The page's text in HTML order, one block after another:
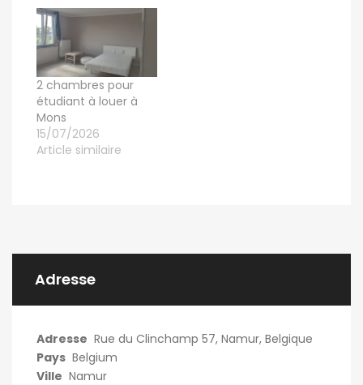
2 chambres pour
étudiant à louer à
Mons
15/07/2026
Article similaire
Adresse
Adresse Rue du Clinchamp 57, Namur, Belgique
Pays Belgium
Ville Namur